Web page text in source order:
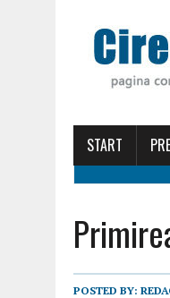
START
POSTED BY: